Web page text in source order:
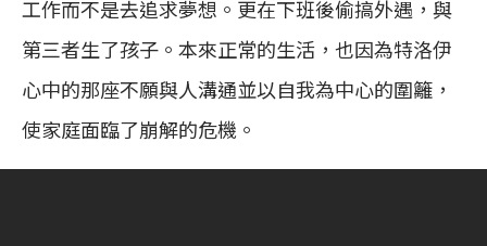
工作而不是去追求夢想。更在下班後偷搞外遇，與
第三者生了孩子。本來正常的生活，也因為特洛伊
心中的那座不願與人溝通並以自我為中心的圍籬，
使家庭面臨了崩解的危機。